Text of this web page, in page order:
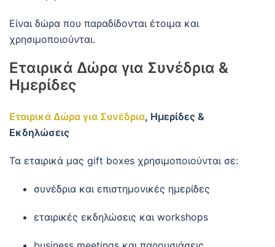
Είναι δώρα που παραδίδονται έτοιμα και
χρησιμοποιούνται.
Εταιρικά Δώρα για Συνέδρια &
Ημερίδες
Εταιρικά Δώρα για Συνέδρια, Ημερίδες &
Εκδηλώσεις
Τα εταιρικά μας gift boxes χρησιμοποιούνται σε:
συνέδρια και επιστημονικές ημερίδες
εταιρικές εκδηλώσεις και workshops